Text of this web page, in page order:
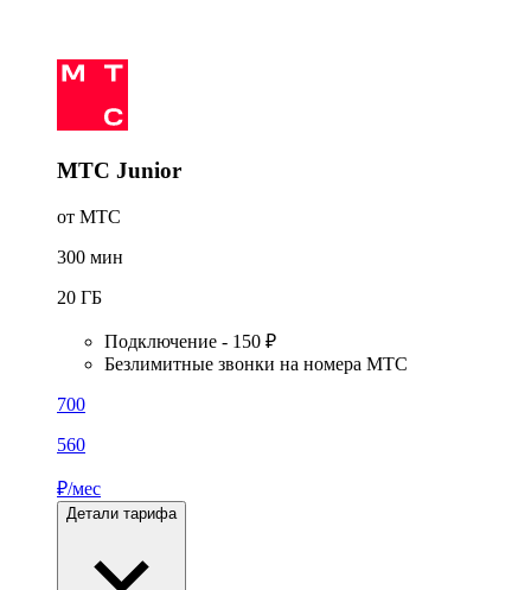
МТС Junior
от МТС
300 мин
20 ГБ
Подключение - 150 ₽
Безлимитные звонки на номера МТС
700
560
₽/мес
Детали тарифа